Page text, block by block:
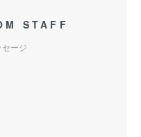
STAFF
ージ